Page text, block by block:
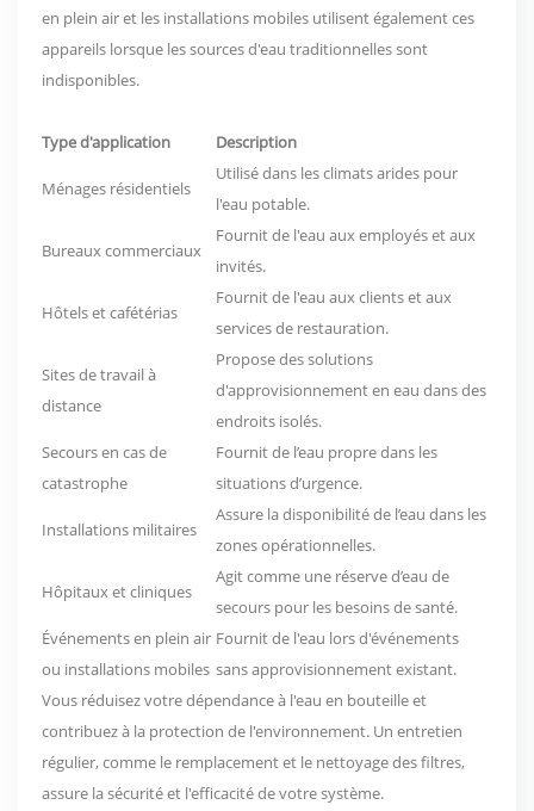
en plein air et les installations mobiles utilisent également ces
appareils lorsque les sources d'eau traditionnelles sont
indisponibles.
Type d'application Description
Ménages résidentiels
Utilisé dans les climats arides pour
l'eau potable.
Bureaux commerciaux
Fournit de l'eau aux employés et aux
invités.
Hôtels et cafétérias
Fournit de l'eau aux clients et aux
services de restauration.
Sites de travail à
distance
Propose des solutions
d'approvisionnement en eau dans des
endroits isolés.
Secours en cas de
catastrophe
Fournit de l’eau propre dans les
situations d’urgence.
Installations militaires
Assure la disponibilité de l’eau dans les
zones opérationnelles.
Hôpitaux et cliniques
Agit comme une réserve d’eau de
secours pour les besoins de santé.
Événements en plein air
ou installations mobiles
Fournit de l'eau lors d'événements
sans approvisionnement existant.
Vous réduisez votre dépendance à l'eau en bouteille et
contribuez à la protection de l'environnement. Un entretien
régulier, comme le remplacement et le nettoyage des filtres,
assure la sécurité et l'efficacité de votre système.